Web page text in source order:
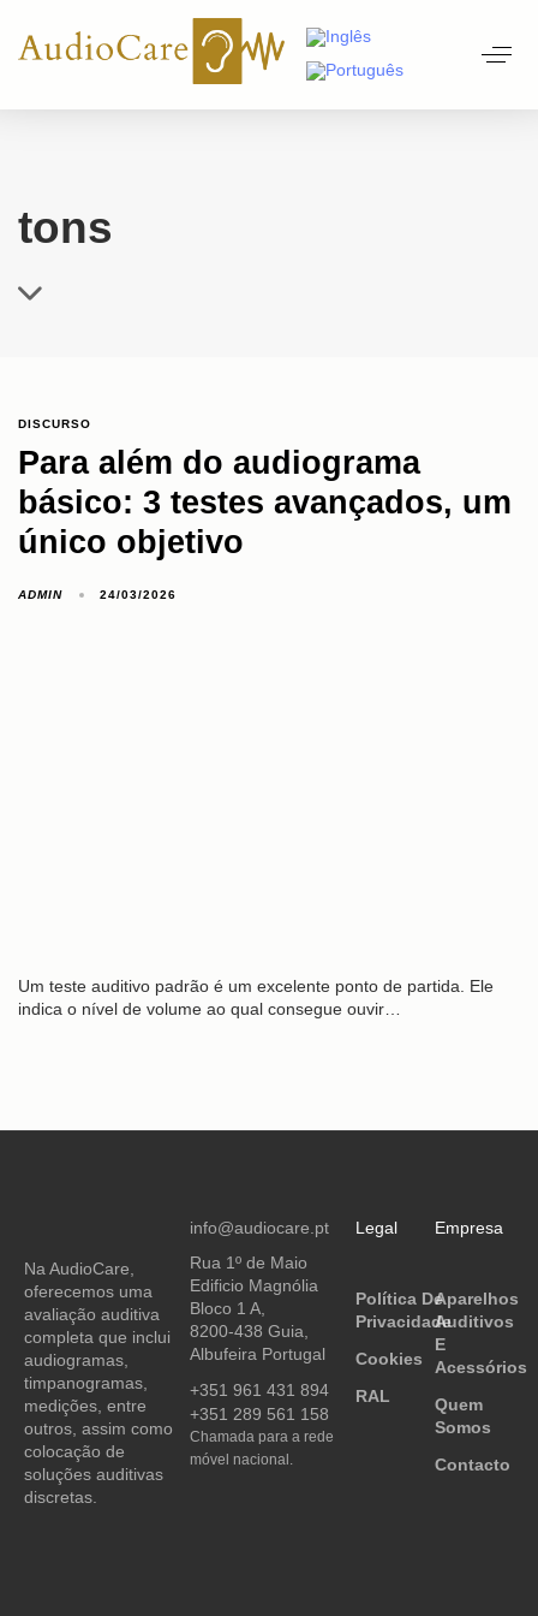
tons
DISCURSO
Para além do audiograma
básico: 3 testes avançados, um
único objetivo
ADMIN 24/03/2026
Um teste auditivo padrão é um excelente ponto de partida. Ele
indica o nível de volume ao qual consegue ouvir…
Na AudioCare,
oferecemos uma
avaliação auditiva
completa que inclui
audiogramas,
timpanogramas,
medições, entre
outros, assim como
colocação de
soluções auditivas
discretas.
info@audiocare.pt
Rua 1º de Maio
Edificio Magnólia
Bloco 1 A,
8200-438 Guia,
Albufeira Portugal
+351 961 431 894
+351 289 561 158
Chamada para a rede
móvel nacional.
Legal
Política De
Privacidade
Cookies
RAL
Empresa
Aparelhos
Auditivos
E
Acessórios
Quem
Somos
Contacto